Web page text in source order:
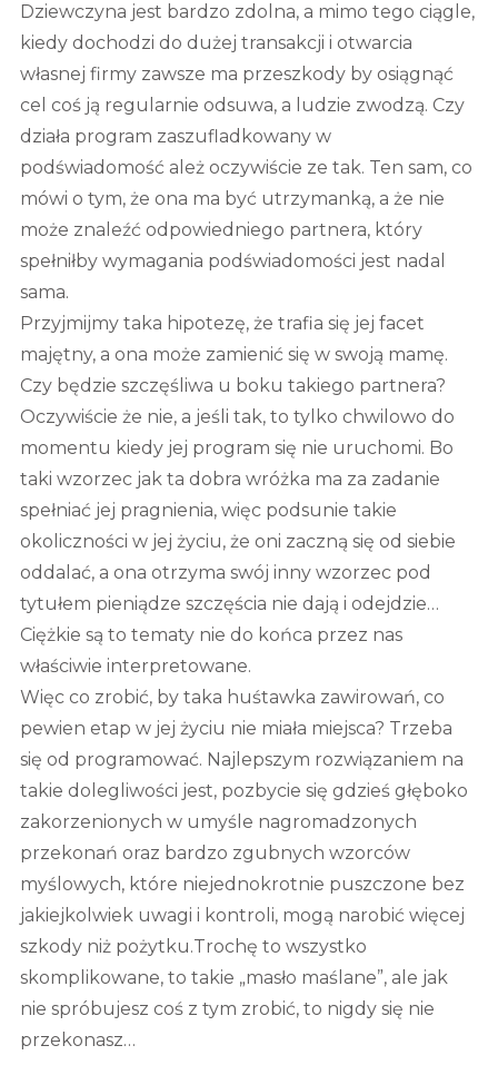
Dziewczyna jest bardzo zdolna, a mimo tego ciągle,
kiedy dochodzi do dużej transakcji i otwarcia
własnej firmy zawsze ma przeszkody by osiągnąć
cel coś ją regularnie odsuwa, a ludzie zwodzą. Czy
działa program zaszufladkowany w
podświadomość ależ oczywiście ze tak. Ten sam, co
mówi o tym, że ona ma być utrzymanką, a że nie
może znaleźć odpowiedniego partnera, który
spełniłby wymagania podświadomości jest nadal
sama.
Przyjmijmy taka hipotezę, że trafia się jej facet
majętny, a ona może zamienić się w swoją mamę.
Czy będzie szczęśliwa u boku takiego partnera?
Oczywiście że nie, a jeśli tak, to tylko chwilowo do
momentu kiedy jej program się nie uruchomi. Bo
taki wzorzec jak ta dobra wróżka ma za zadanie
spełniać jej pragnienia, więc podsunie takie
okoliczności w jej życiu, że oni zaczną się od siebie
oddalać, a ona otrzyma swój inny wzorzec pod
tytułem pieniądze szczęścia nie dają i odejdzie…
Ciężkie są to tematy nie do końca przez nas
właściwie interpretowane.
Więc co zrobić, by taka huśtawka zawirowań, co
pewien etap w jej życiu nie miała miejsca? Trzeba
się od programować. Najlepszym rozwiązaniem na
takie dolegliwości jest, pozbycie się gdzieś głęboko
zakorzenionych w umyśle nagromadzonych
przekonań oraz bardzo zgubnych wzorców
myślowych, które niejednokrotnie puszczone bez
jakiejkolwiek uwagi i kontroli, mogą narobić więcej
szkody niż pożytku.Trochę to wszystko
skomplikowane, to takie „masło maślane”, ale jak
nie spróbujesz coś z tym zrobić, to nigdy się nie
przekonasz…